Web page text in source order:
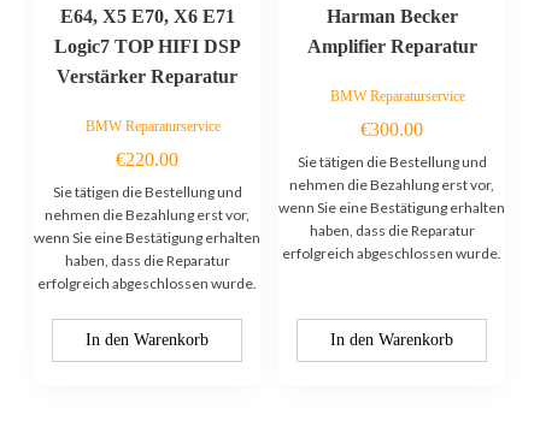
E64, X5 E70, X6 E71
Logic7 TOP HIFI DSP
Verstärker Reparatur
BMW Reparaturservice
€220.00
Sie tätigen die Bestellung und
nehmen die Bezahlung erst vor,
wenn Sie eine Bestätigung erhalten
haben, dass die Reparatur
erfolgreich abgeschlossen wurde.
In den Warenkorb
Harman Becker
Amplifier Reparatur
BMW Reparaturservice
€300.00
Sie tätigen die Bestellung und
nehmen die Bezahlung erst vor,
wenn Sie eine Bestätigung erhalten
haben, dass die Reparatur
erfolgreich abgeschlossen wurde.
In den Warenkorb